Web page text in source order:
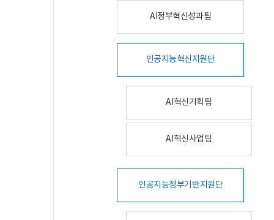
AI정부혁신성과팀
인공지능혁신지원단
AI혁신기획팀
AI혁신사업팀
인공지능정부기반지원단